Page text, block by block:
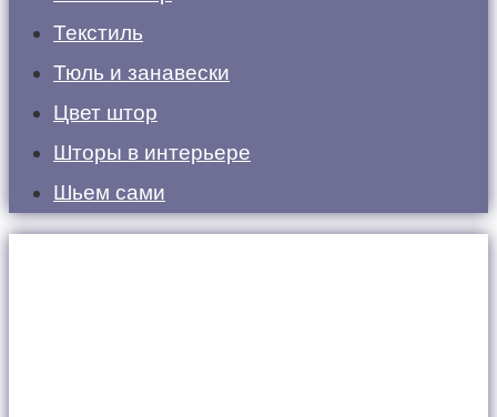
Текстиль
Тюль и занавески
Цвет штор
Шторы в интерьере
Шьем сами